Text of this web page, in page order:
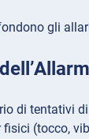
gli
di tentativi
fisici (tocco,